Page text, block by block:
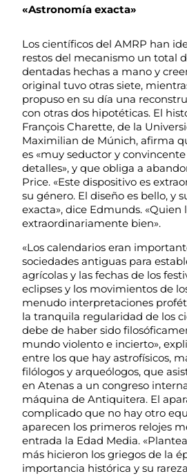
«Astronomía exacta»
Los científicos del AMRP han
restos del mecanismo un total
dentadas hechas a mano y
original tuvo otras siete,
propuso en su día una
con otras dos hipotéticas. El
François Charette, de la
Maximilian de Múnich, afirma
es «muy seductor y
detalles», y que obliga a
Price. «Este dispositivo es
su género. El diseño es bello, y
exacta», dice Edmunds. «Quien
extraordinariamente bien».
«Los calendarios eran
sociedades antiguas para
agrícolas y las fechas de los
eclipses y los movimientos de
menudo interpretaciones
la tranquila regularidad de los
debe de haber sido
mundo violento e incierto»,
entre los que hay astrofísicos,
filólogos y arqueólogos, que
en Atenas a un congreso
máquina de Antiquitera. El
complicado que no hay otro
aparecen los primeros relojes
entrada la Edad Media.
más hicieron los griegos de la
importancia histórica y su